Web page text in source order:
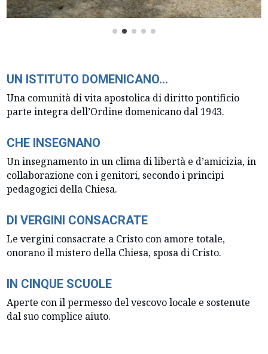
UN ISTITUTO DOMENICANO…
Una comunità di vita apostolica di diritto pontificio
parte integra dell’Ordine domenicano dal 1943.
CHE INSEGNANO
Un insegnamento in un clima di libertà e d’amicizia, in
collaborazione con i genitori, secondo i principi
pedagogici della Chiesa.
DI VERGINI CONSACRATE
Le vergini consacrate a Cristo con amore totale,
onorano il mistero della Chiesa, sposa di Cristo.
IN CINQUE SCUOLE
Aperte con il permesso del vescovo locale e sostenute
dal suo complice aiuto.